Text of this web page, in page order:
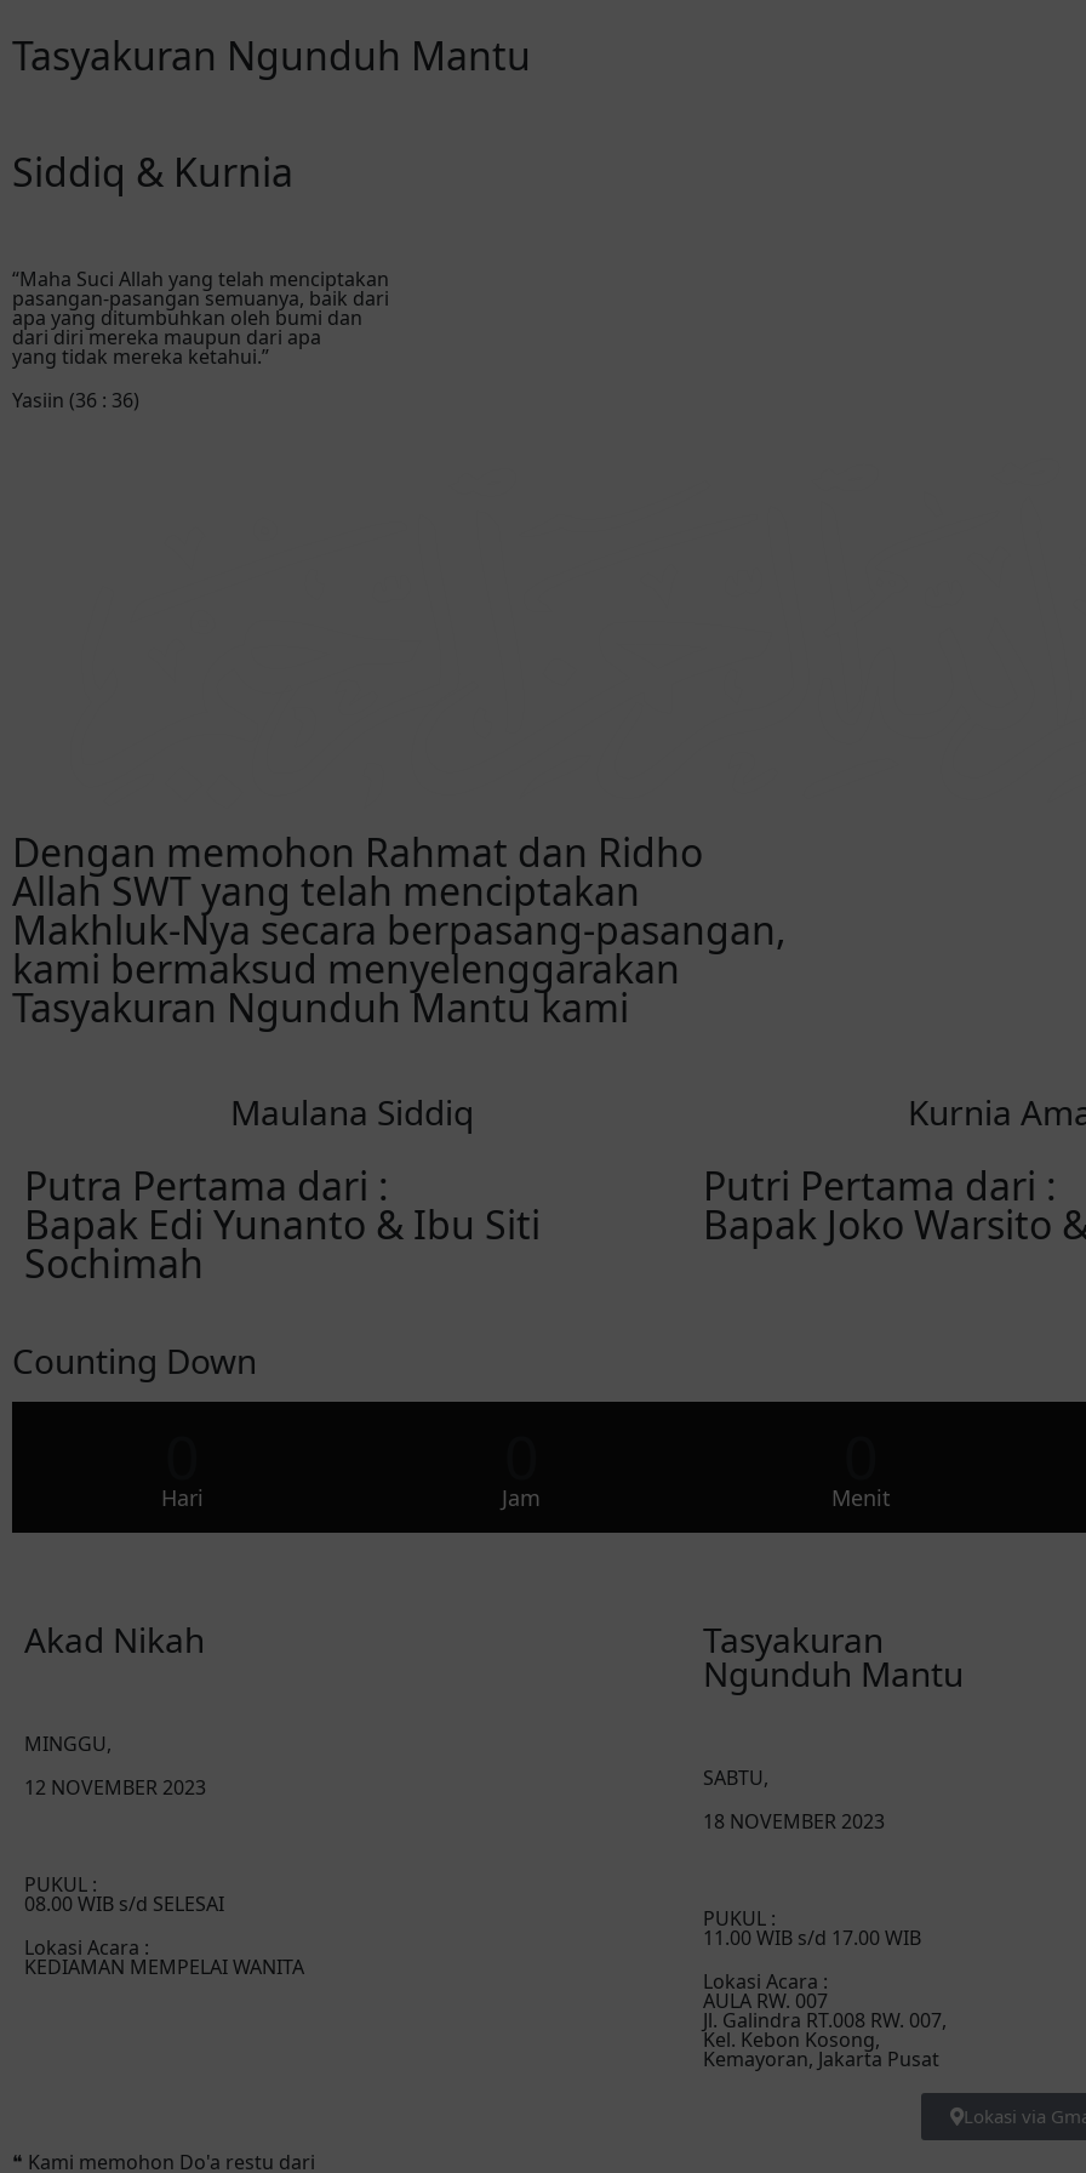
Tasyakuran Ngunduh Mantu
Siddiq & Kurnia
“Maha Suci Allah yang telah menciptakan
pasangan-pasangan semuanya, baik dari
apa yang ditumbuhkan oleh bumi dan
dari diri mereka maupun dari apa
yang tidak mereka ketahui.”
Yasiin (36 : 36)
Dengan memohon Rahmat dan Ridho
Allah SWT yang telah menciptakan
Makhluk-Nya secara berpasang-pasangan,
kami bermaksud menyelenggarakan
Tasyakuran Ngunduh Mantu kami
Maulana Siddiq
Putra Pertama dari :
Bapak Edi Yunanto & Ibu Siti
Sochimah
Kurnia
Putri Pertama dari :
Bapak Joko Warsito
Counting Down
Hari Jam Menit
Akad Nikah
MINGGU,
12 NOVEMBER 2023
PUKUL :
08.00 WIB s/d SELESAI
Lokasi Acara :
KEDIAMAN MEMPELAI WANITA
Tasyakuran
Ngunduh Mantu
SABTU,
18 NOVEMBER 2023
PUKUL :
11.00 WIB s/d 17.00 WIB
Lokasi Acara :
AULA RW. 007
Jl. Galindra RT.008 RW. 007,
Kel. Kebon Kosong,
Kemayoran, Jakarta Pusat
Lokasi via
❝ Kami memohon Do'a restu dari